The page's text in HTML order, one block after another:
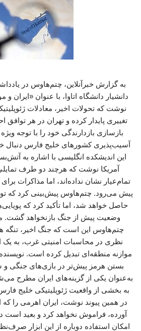
به گزارش خبرآنلاین، چتم‌هاوس در
دانشیار دانشگاه اتاوا، با عنوان «ایران
نوشت که تحولات اخیر، معادلات
تغییری پایدار کرده و تهران در هر توافق
بازسازی بازدارندگی خود را با توجه
آسیب‌پذیری کشورهای خلیج فارس دنبال
این اندیشکده انگلیسی با اشاره به
آمریکا نوشت که هرچند دو طرف
تمام‌عیار نشان نداده‌اند، اما مذاکرات
پیش می‌رود. چتم‌هاوس پیش‌بینی کرد که
حاصل خواهد شد، اما تأکید کرد که
وضعیت پیش از جنگ بازنخواهد گشت.
چتم‌هاوس این است که جنگ اخیر، تنگه
نظری در محاسبات امنیتی غرب، به یک
موازنه منطقه‌ای تبدیل کرده است.
بستن هرمز پیش‌تر در بازی‌های جنگی و
به‌عنوان یکی از گزینه‌های ایران مطرح
به بخشی از واقعیت ژئوپلیتیکی خلیج
در همین پیوند نوشت، ایران اهرمی را
آورده، فراموش نخواهد کرد و بعید است
امکان استفاده دوباره از این ابزار